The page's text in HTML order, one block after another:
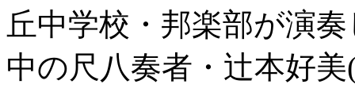
丘中学校・邦楽部が演
中の尺八奏者・辻本好